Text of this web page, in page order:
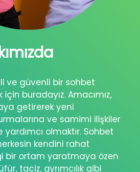
ve güvenli bir sohbet
buradayız. Amacımız,
getirerek yeni
ve samimi ilişkiler
olmaktır. Sohbet
kendini rahat
bir ortam yaratmaya özen
taciz, ayrımcılık gibi